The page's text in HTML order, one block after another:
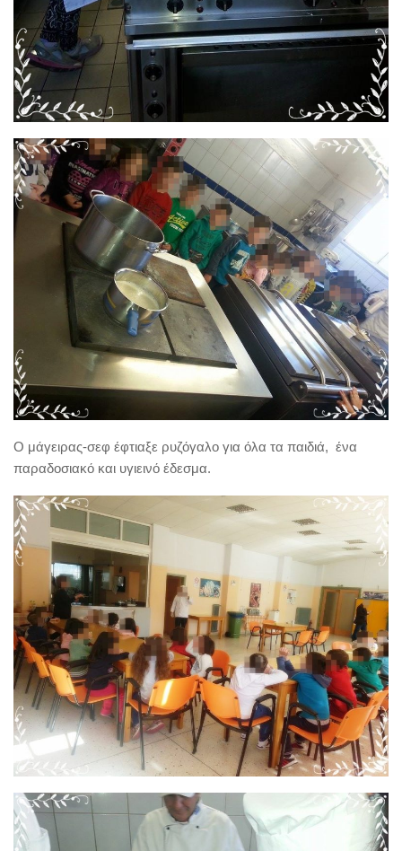
Ο μάγειρας-σεφ έφτιαξε ρυζόγαλο για όλα τα παιδιά, ένα
παραδοσιακό και υγιεινό έδεσμα.